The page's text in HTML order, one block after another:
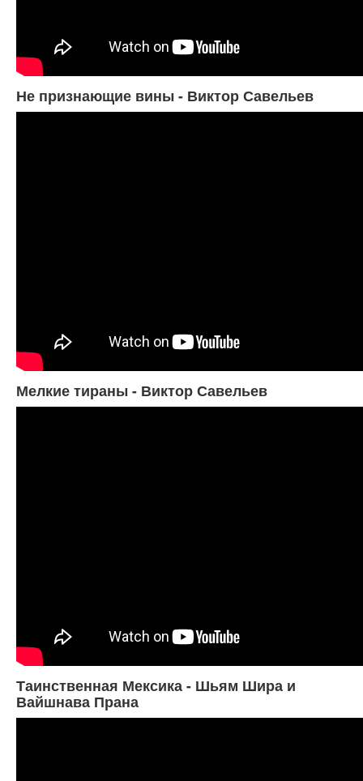
Не признающие вины - Виктор Савельев
Мелкие тираны - Виктор Савельев
Таинственная Мексика - Шьям Шира и
Вайшнава Прана